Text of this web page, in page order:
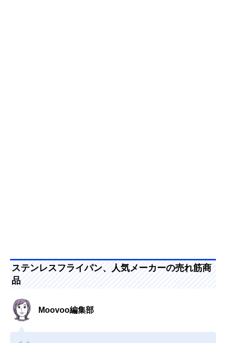
ステンレスフライパン、人気メーカーの売れ筋商
品
Moovoo編集部